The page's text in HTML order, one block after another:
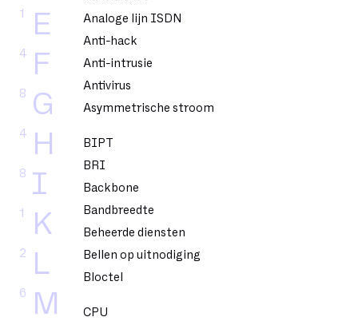
E
1
F
4
G
8
H
4
I
8
K
1
L
2
M
6
Analoge lijn ISDN
Anti-hack
Anti-intrusie
Antivirus
Asymmetrische stroom
BIPT
BRI
Backbone
Bandbreedte
Beheerde diensten
Bellen op uitnodiging
Bloctel
CPU